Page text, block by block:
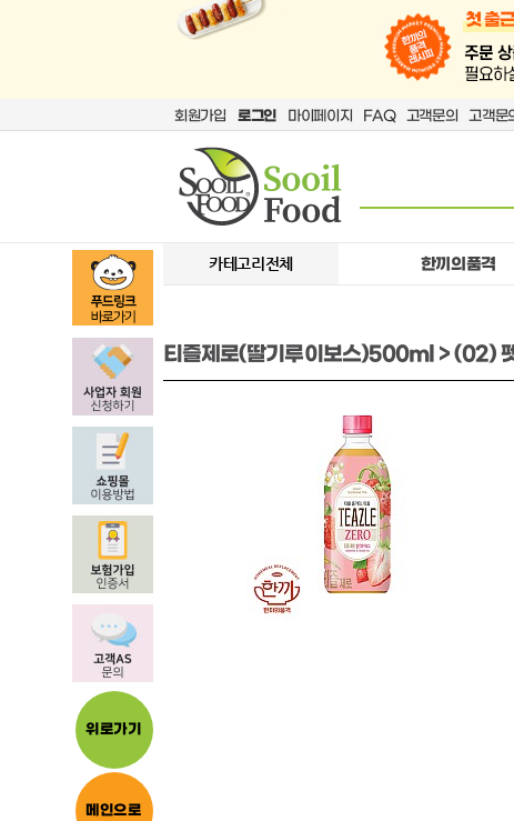
회원가입 로그인 마이페이지 FAQ 고객문의 고객문
위로가기
메인으로
카테고리전체 한끼의품격
티즐제로(딸기루이보스)500ml > (02)